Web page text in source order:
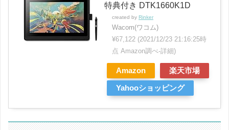
特典付き DTK1660K1D
created by Rinker
Wacom(ワコム)
¥67,122 (2021/12/23 21:16:25時
点 Amazon調べ-詳細)
Amazon 楽天市場
Yahooショッピング